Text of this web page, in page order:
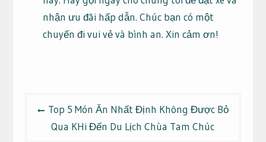
nhận ưu đãi hấp dẫn. Chúc bạn có một
chuyến đi vui vẻ và bình an. Xin cảm ơn!
hướng
Top 5 Món Ăn Nhất Định Không Được Bỏ
Qua KHi Đến Du Lịch Chùa Tam Chúc